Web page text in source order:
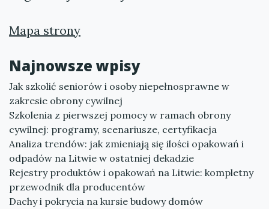
Mapa strony
Najnowsze wpisy
Jak szkolić seniorów i osoby niepełnosprawne w
zakresie obrony cywilnej
Szkolenia z pierwszej pomocy w ramach obrony
cywilnej: programy, scenariusze, certyfikacja
Analiza trendów: jak zmieniają się ilości opakowań i
odpadów na Litwie w ostatniej dekadzie
Rejestry produktów i opakowań na Litwie: kompletny
przewodnik dla producentów
Dachy i pokrycia na kursie budowy domów